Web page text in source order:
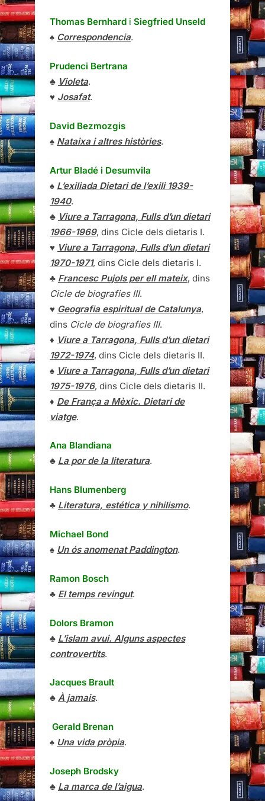
Thomas Bernhard i Siegfried Unseld
♠ Correspondencia.
Prudenci Bertrana
♣ Violeta.
♥ Josafat.
David Bezmozgis
♠ Nataixa i altres històries.
Artur Bladé i Desumvila
♠ L’exiliada Dietari de l’exili 1939-
1940.
♣ Viure a Tarragona, Fulls d’un dietari
1966-1969, dins Cicle dels dietaris I.
♥ Viure a Tarragona, Fulls d’un dietari
1970-1971, dins Cicle dels dietaris I.
♣ Francesc Pujols per ell mateix, dins
Cicle de biografies III.
♥ Geografia espiritual de Catalunya,
dins Cicle de biografies III.
♦ Viure a Tarragona, Fulls d’un dietari
1972-1974, dins Cicle dels dietaris II.
♠ Viure a Tarragona, Fulls d’un dietari
1975-1976, dins Cicle dels dietaris II.
♦ De França a Mèxic. Dietari de
viatge.
Ana Blandiana
♣ La por de la literatura.
Hans Blumenberg
♣ Literatura, estética y nihilismo.
Michael Bond
♠ Un ós anomenat Paddington.
Ramon Bosch
♣ El temps revingut.
Dolors Bramon
♣ L’islam avui. Alguns aspectes
controvertits.
Jacques Brault
♣ À jamais.
Gerald Brenan
♠ Una vida pròpia.
Joseph Brodsky
♣ La marca de l’aigua.